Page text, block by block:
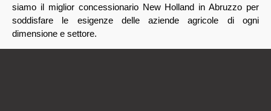
siamo il miglior concessionario New Holland in Abruzzo per
soddisfare le esigenze delle aziende agricole di ogni
dimensione e settore.